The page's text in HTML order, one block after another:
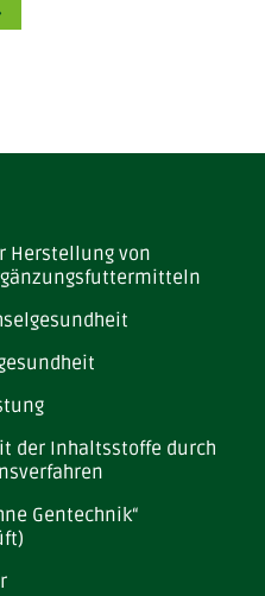
Herstellung von
der Inhaltsstoffe durch
Gentechnik“